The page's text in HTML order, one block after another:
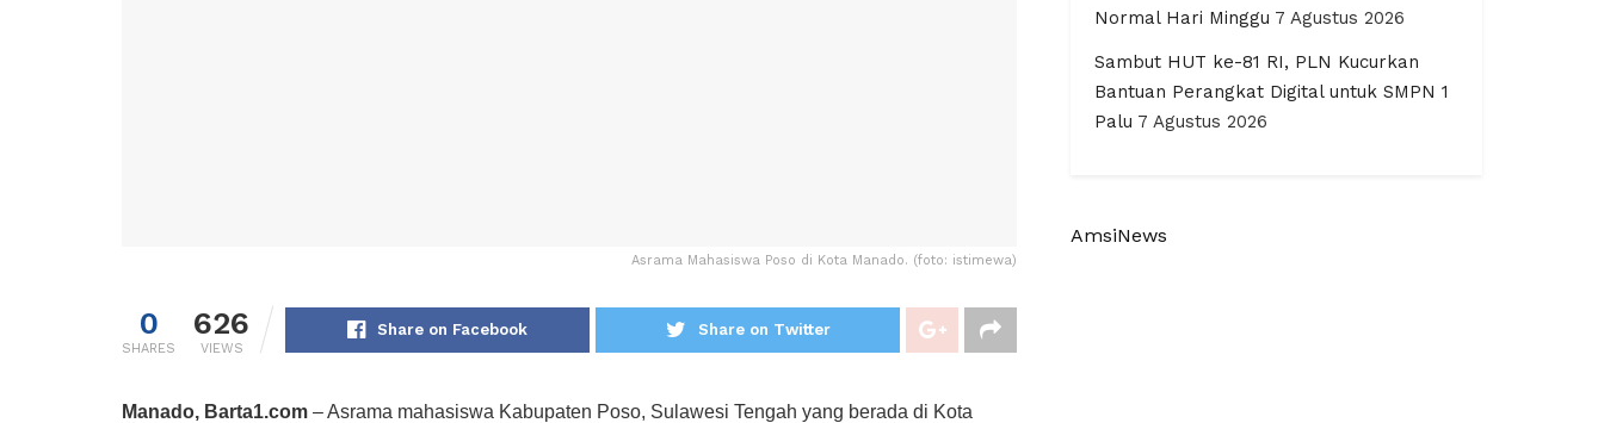
Asrama Mahasiswa Poso di Kota Manado. (foto: istimewa)
0
SHARES
626
VIEWS
Share on Facebook Share on Twitter
Manado, Barta1.com – Asrama mahasiswa Kabupaten Poso, Sulawesi Tengah yang berada di Kota
Normal Hari Minggu 7 Agustus 2026
Sambut HUT ke-81 RI, PLN Kucurkan
Bantuan Perangkat Digital untuk SMPN 1
Palu 7 Agustus 2026
AmsiNews